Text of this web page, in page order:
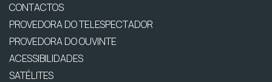
CONTACTOS
PROVEDORA DO TELESPECTADOR
PROVEDORA DO OUVINTE
ACESSIBILIDADES
SATÉLITES